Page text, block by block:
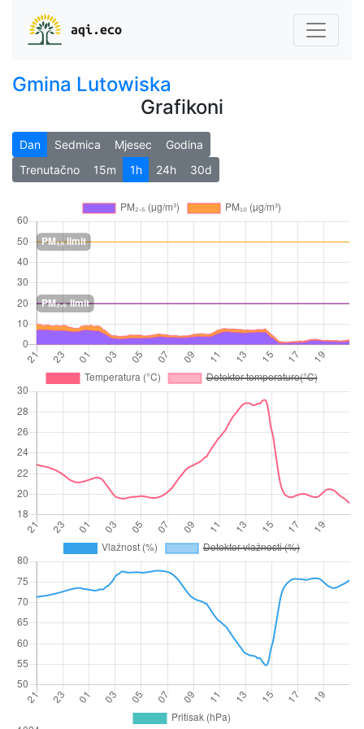
aqi.eco
Gmina Lutowiska
Grafikoni
Dan Sedmica Mjesec
Godina
Trenutačno
15m 1h 24h 30d